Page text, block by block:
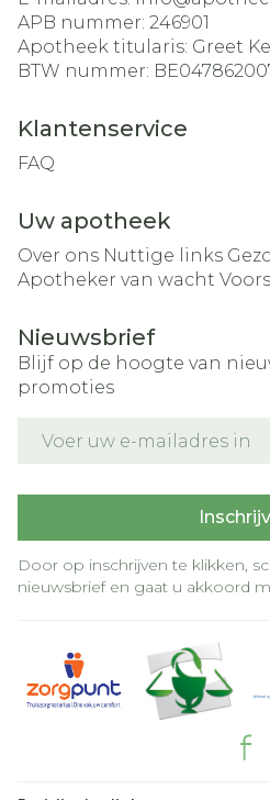
APB nummer: 246901
Apotheek titularis: Greet
BTW nummer:
Klantenservice
FAQ
Uw apotheek
Over ons Nuttige links
Apotheker van wacht
Nieuwsbrief
Blijf op de hoogte van
promoties
Door op inschrijven te klikken,
nieuwsbrief en gaat u akkoord